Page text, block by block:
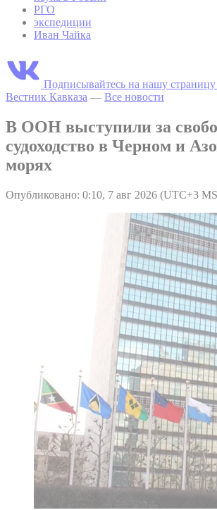
РГО
экспедиции
Иван Чайка
Подписывайтесь на нашу
Вестник Кавказа — Все новости
В ООН выступили за
судоходство в Черном и
морях
Опубликовано: 0:10, 7 авг 2026 (UTC+3